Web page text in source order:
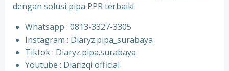
dengan solusi pipa PPR terbaik!
Whatsapp : 0813-3327-3305
⁠Instagram : Diaryz.pipa_surabaya
⁠Tiktok : Diaryz.pipa.surabaya
⁠Youtube : Diarizqi official